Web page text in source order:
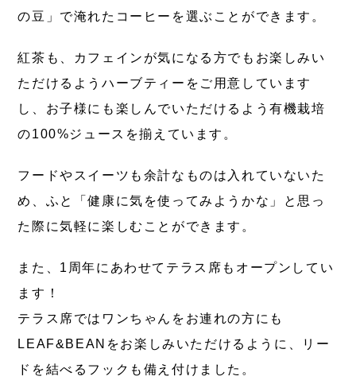
の豆」で淹れたコーヒーを選ぶことができます。
紅茶も、カフェインが気になる方でもお楽しみい
ただけるようハーブティーをご用意しています
し、お子様にも楽しんでいただけるよう有機栽培
の100%ジュースを揃えています。
フードやスイーツも余計なものは入れていないた
め、ふと「健康に気を使ってみようかな」と思っ
た際に気軽に楽しむことができます。
また、1周年にあわせてテラス席もオープンしてい
ます！
テラス席ではワンちゃんをお連れの方にも
LEAF&BEANをお楽しみいただけるように、リー
ドを結べるフックも備え付けました。